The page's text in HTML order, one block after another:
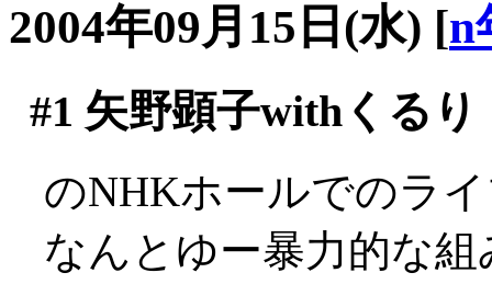
2004年09月15日(水) [n
#1 矢野顕子withくるり
のNHKホールでのラ
なんとゆー暴力的な組